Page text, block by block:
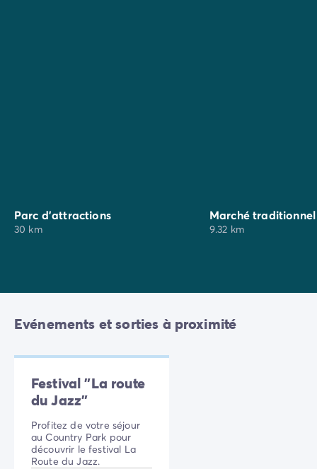
Parc d'attractions
30 km
Marché traditionnel
9.32 km
Evénements et sorties à proximité
Festival "La route
du Jazz"
Profitez de votre séjour
au Country Park pour
découvrir le festival La
Route du Jazz.